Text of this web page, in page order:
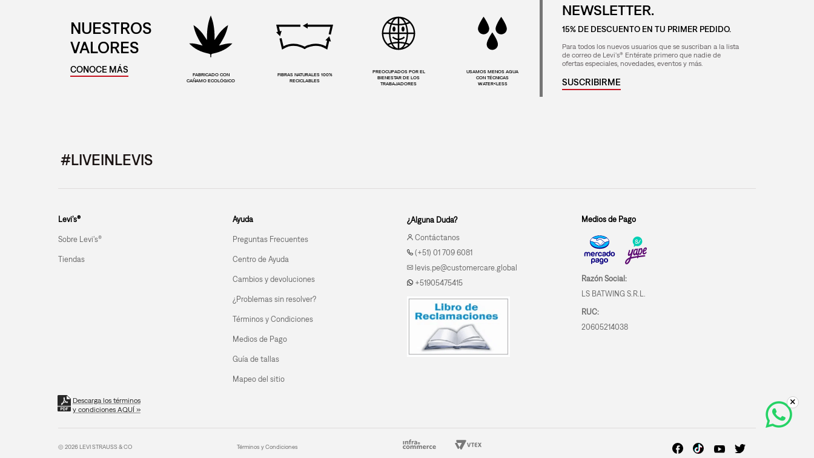
NUESTROS
VALORES
CONOCE MÁS
FABRICADO CON
CAÑAMO ECOLÓGICO
FIBRAS NATURALES 100%
RECICLABLES
PREOCUPADOS POR EL
BIENESTAR DE LOS
TRABAJADORES
USAMOS MENOS AGUA
CON TÉCNICAS
WATER<LESS
NEWSLETTER.
15% DE DESCUENTO EN TU PRIMER PEDIDO.
Para todos los nuevos usuarios que se suscriban a la lista
de correo de Levi's® Entérate primero que nadie de
ofertas especiales, novedades, eventos y más.
SUSCRIBIRME
#LIVEINLEVIS
Levi’s®
Sobre Levi's®
Tiendas
Ayuda
Preguntas Frecuentes
Centro de Ayuda
Cambios y devoluciones
¿Problemas sin resolver?
Términos y Condiciones
Medios de Pago
Guía de tallas
Mapeo del sitio
¿Alguna Duda?
Contáctanos
(+51) 01 709 6081
levis.pe@customercare.global
+51905475415
Medios de Pago
Razón Social:
LS BATWING S.R.L.
RUC:
20605214038
Descarga los términos
y condiciones AQUÍ »
© 2026 LEVI STRAUSS & CO Términos y Condiciones